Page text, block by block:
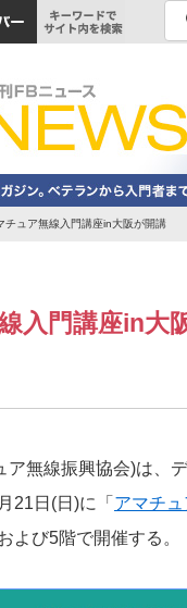
チュア無線入門講座in大阪が開講
入門講座in大
無線振興協会)は、
21日(日)に「 アマチ
よび5階で開催する。